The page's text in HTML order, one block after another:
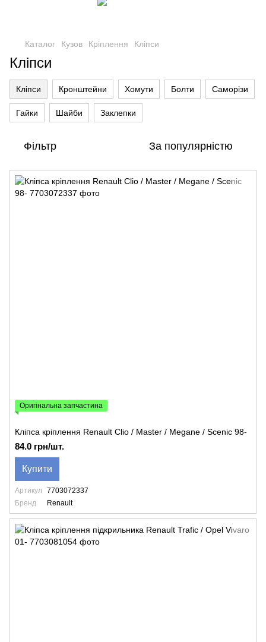
Каталог Кузов Кріплення Кліпси
Кліпси
Кліпси Кронштейни Хомути Болти Саморізи
Гайки Шайби Заклепки
Фільтр За популярністю
Оригінальна запчастина
Кліпса кріплення Renault Clio / Master / Megane / Scenic 98-
84.0 грн/шт.
Купити
Артикул
7703072337
Бренд
Renault